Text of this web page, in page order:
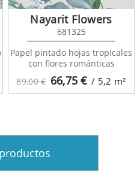
89,00 € 66,75 € / 5,2 m²
Nayarit Flowers
681325
Papel pintado hojas tropicales
con flores románticas